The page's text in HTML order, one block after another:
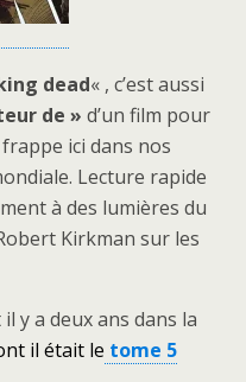
dead« , c’est aussi
de » d’un film pour
frappe ici dans nos
Lecture rapide
à des lumières du
Kirkman sur les
y a deux ans dans la
il était le tome 5